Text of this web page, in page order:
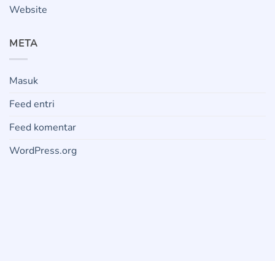
Website
META
Masuk
Feed entri
Feed komentar
WordPress.org